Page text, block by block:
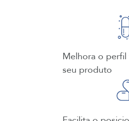
Melhora o
seu produto